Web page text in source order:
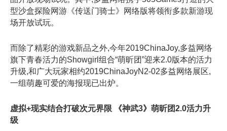
型沙盒探险网游《传送门骑士》网络版将领衔多款新游现
场开放试玩。
而除了精彩的游戏新品之外,今年2019ChinaJoy,多益网络
旗下青春活力的Showgirl组合“萌昕团”迎来2.0版本的活力
升级,和广大玩家相约2019ChinaJoyN2-02多益网络展区,
一组萌趣可爱的海报现已出炉。
虚拟+现实结合打破次元界限 《神武3》萌昕团2.0活力升
级